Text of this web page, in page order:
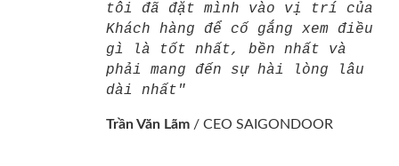
tôi đã đặt mình vào vị trí của
Khách hàng để cố gắng xem điều
gì là tốt nhất, bền nhất và
phải mang đến sự hài lòng lâu
dài nhất"
Trần Văn Lãm / CEO SAIGONDOOR